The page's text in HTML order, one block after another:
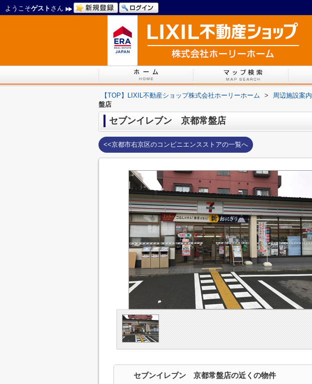
ようこそゲスト さん
【TOP】LIXIL不動産ショップ株式会社ホーリーホーム > 周辺施設案内
盤店
セブンイレブン 京都常盤店
<<京都市右京区のコンビニエンスストアの一覧へ
セブンイレブン 京都常盤店の近くの物件